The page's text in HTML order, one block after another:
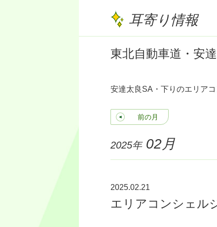
耳寄り情報
東北自動車道・安
安達太良SA・下りのエリア
前の月
2025年 02月
2025.02.21
エリアコンシェル